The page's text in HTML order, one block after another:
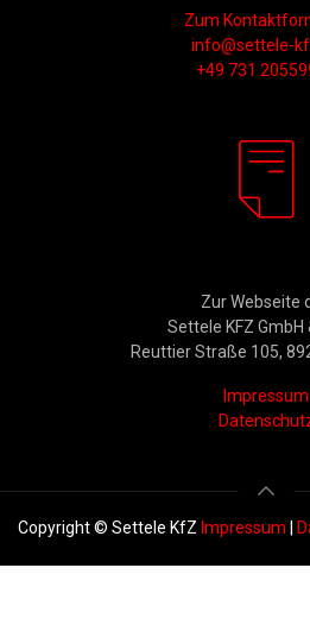
Zum
info@settele-
+49 731
Zur Webseite
Settele KFZ GmbH
Reuttier Straße 105,
Impressum
Copyright © Settele KfZ Impressum